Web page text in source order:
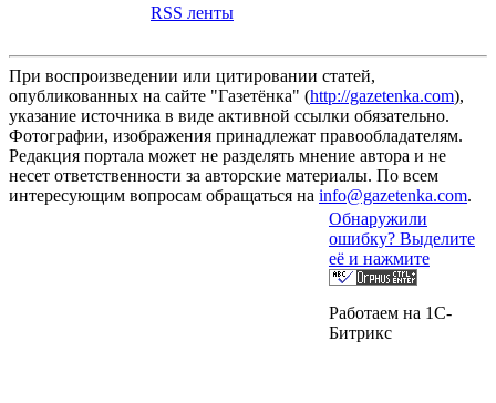
RSS ленты
При воспроизведении или цитировании статей,
опубликованных на сайте "Газетёнка" (http://gazetenka.com),
указание источника в виде активной ссылки обязательно.
Фотографии, изображения принадлежат правообладателям.
Редакция портала может не разделять мнение автора и не
несет ответственности за авторские материалы. По всем
интересующим вопросам обращаться на info@gazetenka.com.
Обнаружили
ошибку? Выделите
её и нажмите
Работаем на 1C-
Битрикс